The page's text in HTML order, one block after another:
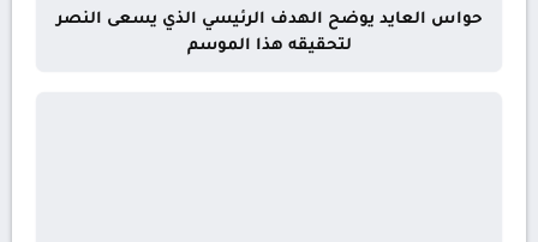
حواس العايد يوضح الهدف الرئيسي الذي يسعى النصر
لتحقيقه هذا الموسم